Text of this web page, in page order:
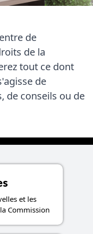
de
de la
tout ce dont
de
de conseils ou de
et les
Commission